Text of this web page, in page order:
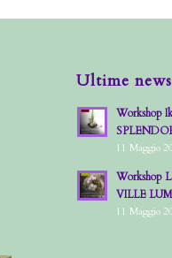
Ultime news
Workshop
11 Maggio
Workshop
VILLE
11 Maggio